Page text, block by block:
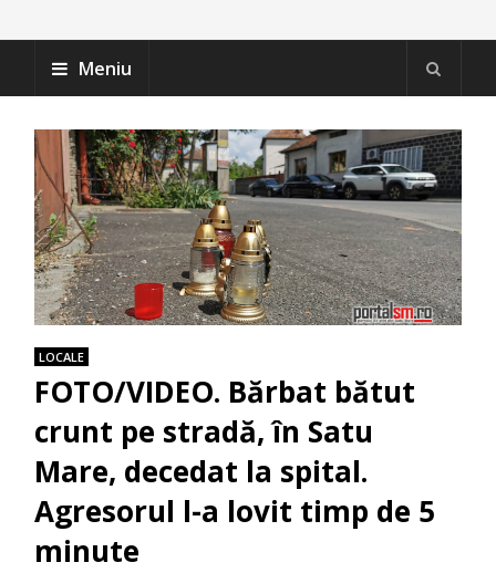
Meniu
LOCALE
FOTO/VIDEO. Bărbat bătut
crunt pe stradă, în Satu
Mare, decedat la spital.
Agresorul l-a lovit timp de 5
minute